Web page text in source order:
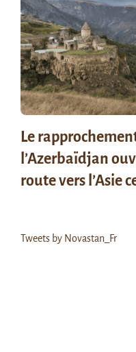
Le
l’Azerbaïdjan
route vers l’Asie
Tweets by Novastan_Fr